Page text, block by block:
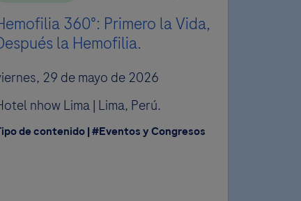
360°: Primero la Vida,
la Hemofilia.
29 de mayo de 2026
nhow Lima | Lima, Perú.
de contenido | #Eventos y Congresos